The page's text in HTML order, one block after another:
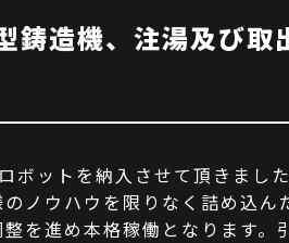
造機、注湯及び取
ットを納入させて頂きました
ノウハウを限りなく詰め込ん
を進め本格稼働となります。